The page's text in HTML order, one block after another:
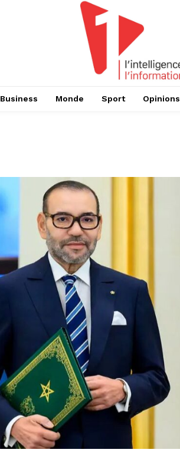
Business Monde Sport Opinions